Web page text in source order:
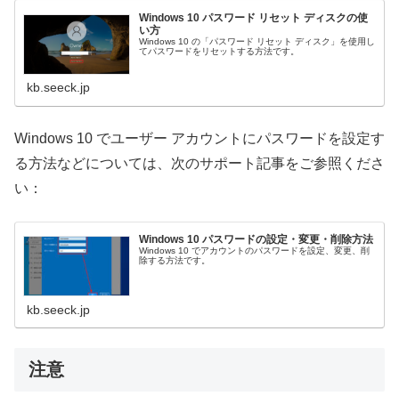
Windows 10 パスワード リセット ディスクの使
い方
Windows 10 の「パスワード リセット ディスク」を使用し
てパスワードをリセットする方法です。
kb.seeck.jp
Windows 10 でユーザー アカウントにパスワードを設定す
る方法などについては、次のサポート記事をご参照くださ
い：
Windows 10 パスワードの設定・変更・削除方法
Windows 10 でアカウントのパスワードを設定、変更、削
除する方法です。
kb.seeck.jp
注意